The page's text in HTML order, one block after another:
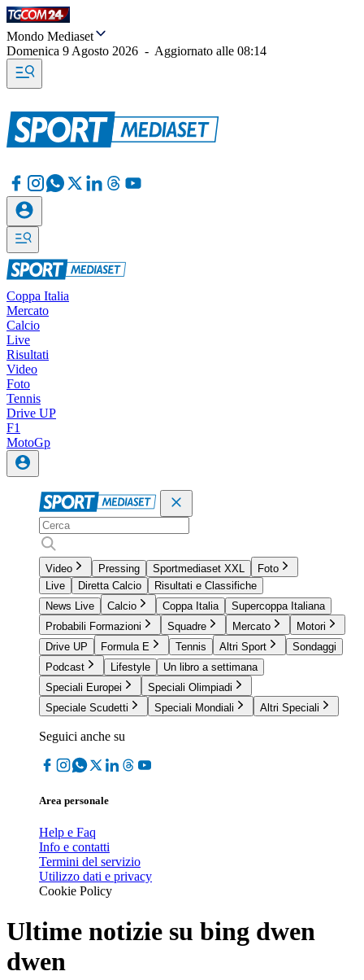
Mondo Mediaset
Domenica 9 Agosto 2026 - Aggiornato alle 08:14
Coppa Italia
Mercato
Calcio
Live
Risultati
Video
Foto
Tennis
Drive UP
F1
MotoGp
Video Pressing Sportmediaset XXL
Foto
Live
Diretta Calcio
Risultati e Classifiche
News Live
Calcio Coppa Italia
Supercoppa Italiana
Probabili Formazioni
Squadre Mercato
Motori
Drive UP
Formula E Tennis Altri Sport
Sondaggi
Podcast
Lifestyle
Un libro a settimana
Speciali Europei
Speciali Olimpiadi
Speciale Scudetti
Speciali Mondiali Altri Speciali
Seguici anche su
Area personale
Help e Faq
Info e contatti
Termini del servizio
Utilizzo dati e privacy
Cookie Policy
Ultime notizie su bing dwen
dwen